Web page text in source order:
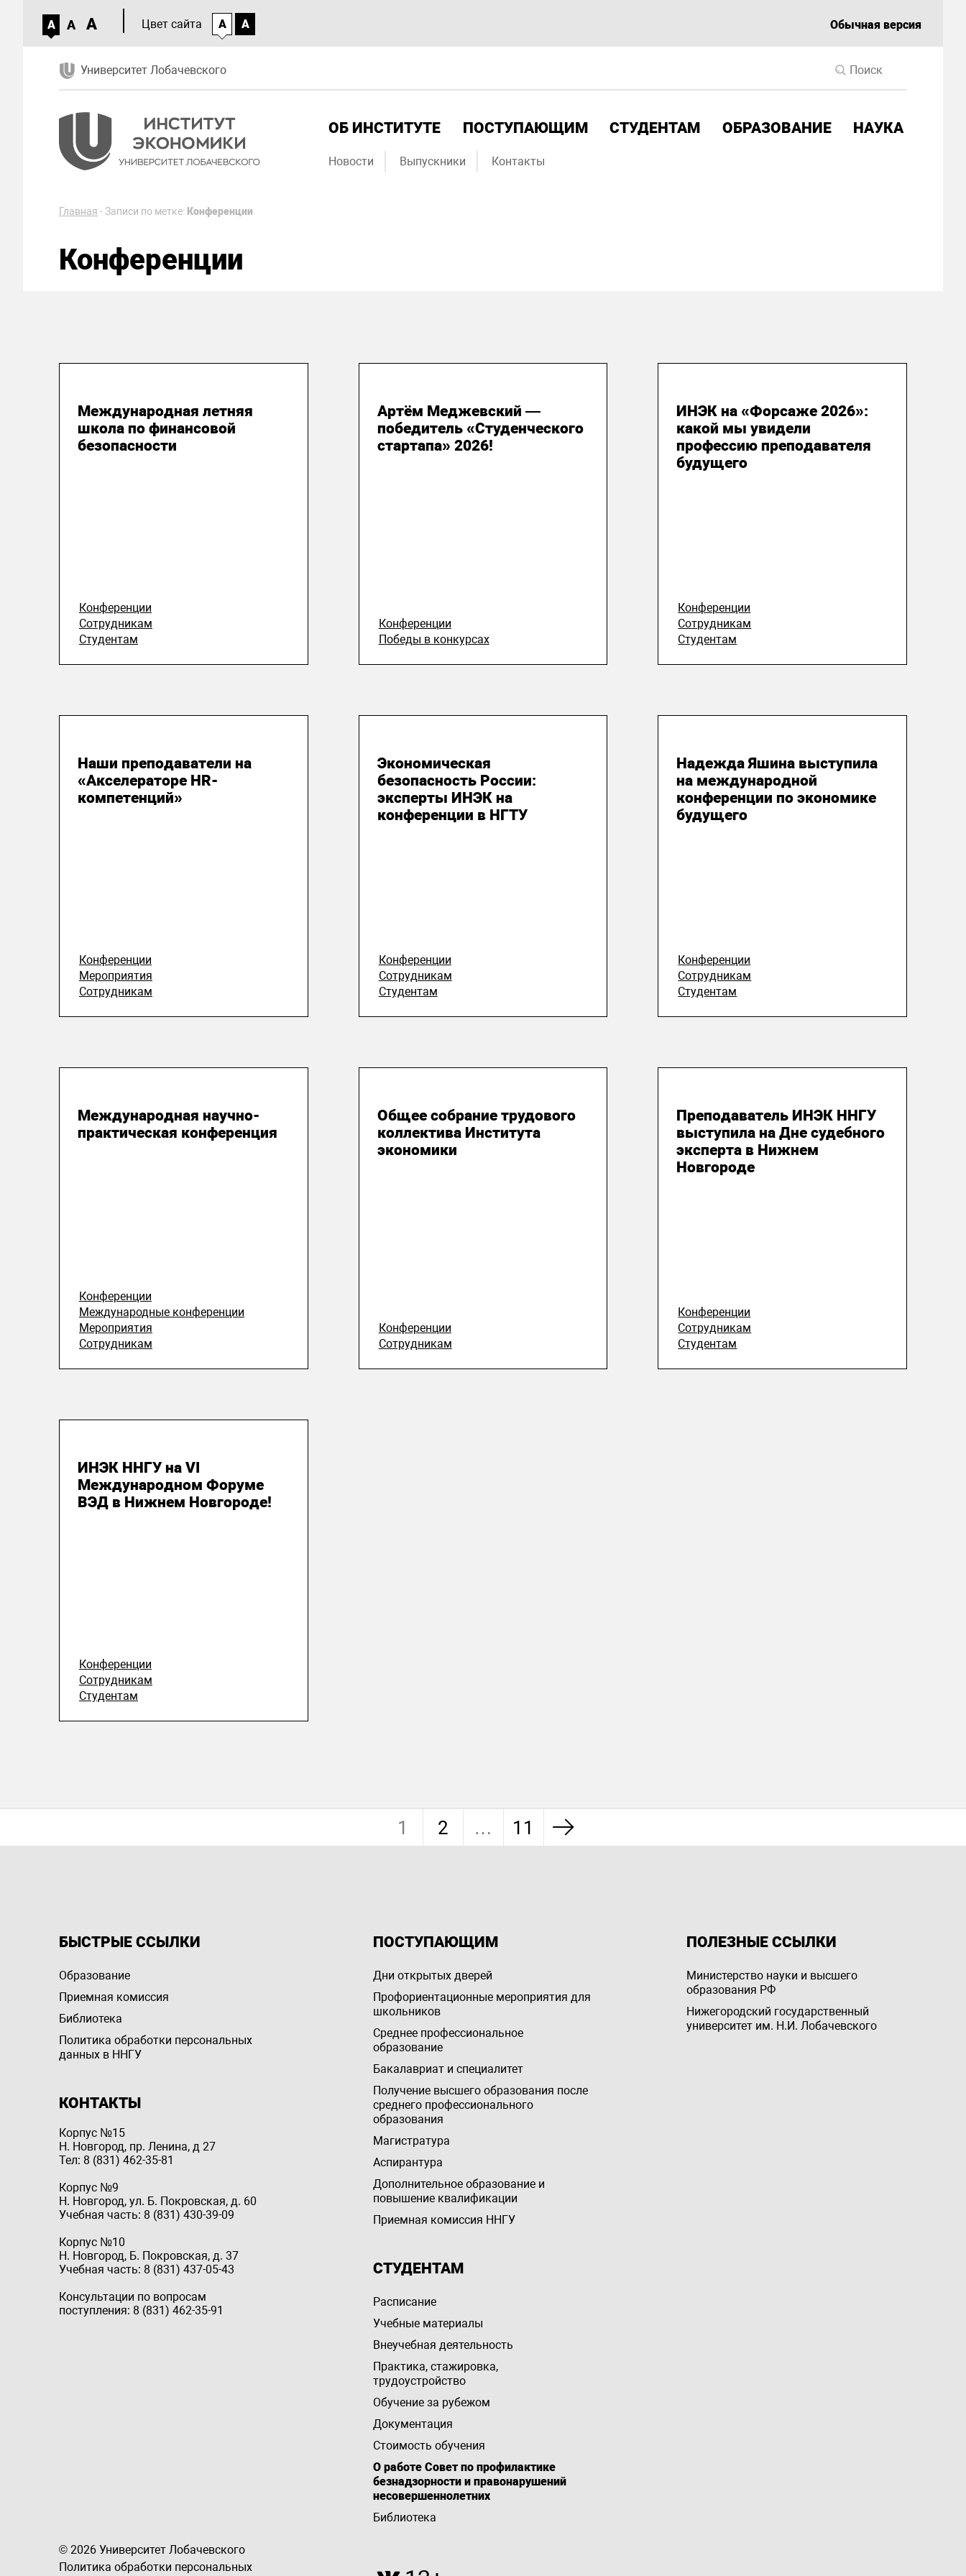
A A A Цвет сайта A A Обычная версия
Университет Лобачевского
ОБ ИНСТИТУТЕ ПОСТУПАЮЩИМ СТУДЕНТАМ ОБРАЗОВАНИЕ НАУКА
Новости Выпускники Контакты
Главная -Записи по метке: Конференции
Конференции
Международная летняя
школа по финансовой
безопасности
Конференции
Сотрудникам
Студентам
Артём Меджевский —
победитель «Студенческого
стартапа» 2026!
Конференции
Победы в конкурсах
ИНЭК на «Форсаже 2026»:
какой мы увидели
профессию преподавателя
будущего
Конференции
Сотрудникам
Студентам
Наши преподаватели на
«Акселераторе HR-
компетенций»
Конференции
Мероприятия
Сотрудникам
Экономическая
безопасность России:
эксперты ИНЭК на
конференции в НГТУ
Конференции
Сотрудникам
Студентам
Надежда Яшина выступила
на международной
конференции по экономике
будущего
Конференции
Сотрудникам
Студентам
Международная научно-
практическая конференция
Конференции
Международные конференции
Мероприятия
Сотрудникам
Общее собрание трудового
коллектива Института
экономики
Конференции
Сотрудникам
Преподаватель ИНЭК ННГУ
выступила на Дне судебного
эксперта в Нижнем
Новгороде
Конференции
Сотрудникам
Студентам
ИНЭК ННГУ на VI
Международном Форуме
ВЭД в Нижнем Новгороде!
Конференции
Сотрудникам
Студентам
1 2 … 11
БЫСТРЫЕ ССЫЛКИ
Образование
Приемная комиссия
Библиотека
Политика обработки персональных
данных в ННГУ
КОНТАКТЫ
Корпус №15
Н. Новгород, пр. Ленина, д 27
Тел: 8 (831) 462-35-81
Корпус №9
Н. Новгород, ул. Б. Покровская, д. 60
Учебная часть: 8 (831) 430-39-09
Корпус №10
Н. Новгород, Б. Покровская, д. 37
Учебная часть: 8 (831) 437-05-43
Консультации по вопросам
поступления: 8 (831) 462-35-91
ПОСТУПАЮЩИМ
Дни открытых дверей
Профориентационные мероприятия для
школьников
Среднее профессиональное
образование
Бакалавриат и специалитет
Получение высшего образования после
среднего профессионального
образования
Магистратура
Аспирантура
Дополнительное образование и
повышение квалификации
Приемная комиссия ННГУ
СТУДЕНТАМ
Расписание
Учебные материалы
Внеучебная деятельность
Практика, стажировка,
трудоустройство
Обучение за рубежом
Документация
Стоимость обучения
О работе Совет по профилактике
безнадзорности и правонарушений
несовершеннолетних
Библиотека
ПОЛЕЗНЫЕ ССЫЛКИ
Министерство науки и высшего
образования РФ
Нижегородский государственный
университет им. Н.И. Лобачевского
© 2026 Университет Лобачевского
Политика обработки персональных